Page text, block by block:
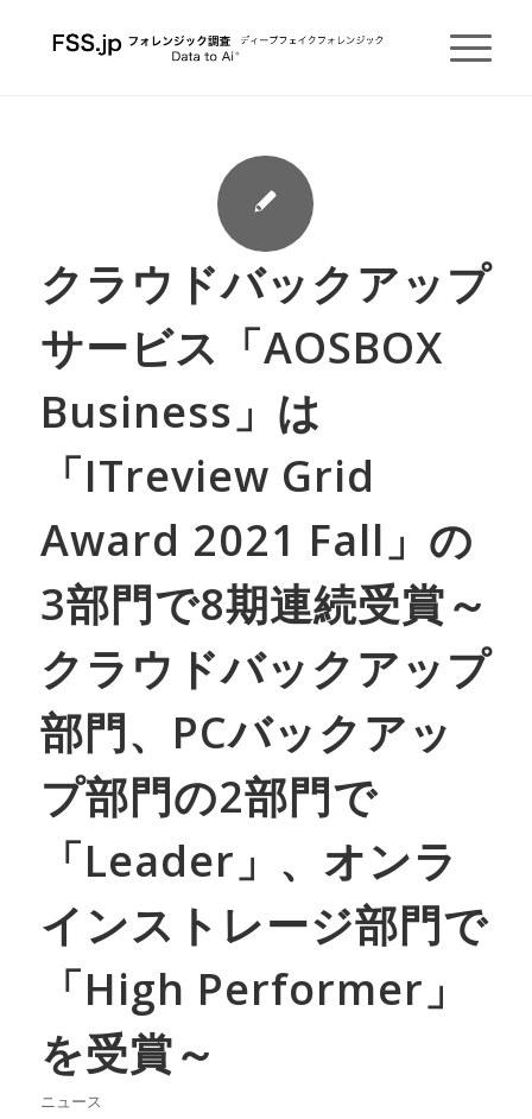
クラウドバックアップ
サービス「AOSBOX
Business」は
「ITreview Grid
Award 2021 Fall」の
3部門で8期連続受賞～
クラウドバックアップ
部門、PCバックアッ
プ部門の2部門で
「Leader」、オンラ
インストレージ部門で
「High Performer」
を受賞～
ニュース